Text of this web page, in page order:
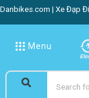
Danbikes.com | Xe Đạp
Menu